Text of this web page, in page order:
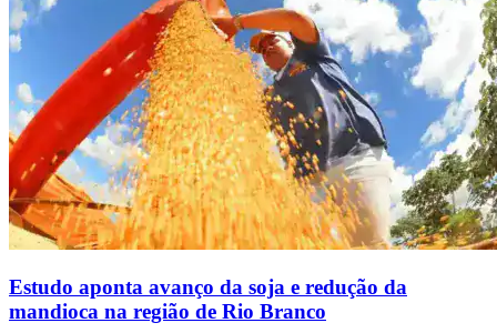
Estudo aponta avanço da soja e redução da
mandioca na região de Rio Branco